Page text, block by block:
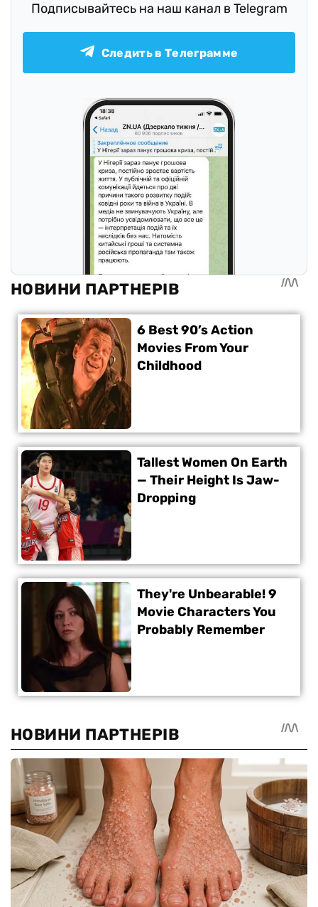
Подписывайтесь на наш канал в Telegram
Следить в Телеграмме